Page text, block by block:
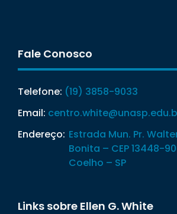
Fale Conosco
Telefone: (19) 3858-9033
Email:
Endereço: Estrada Mun. Pr.
Bonita – CEP 13448-
Coelho – SP
Links sobre Ellen G. White